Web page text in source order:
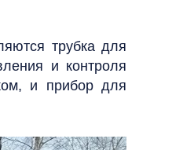
трубка для
и контроля
и прибор для